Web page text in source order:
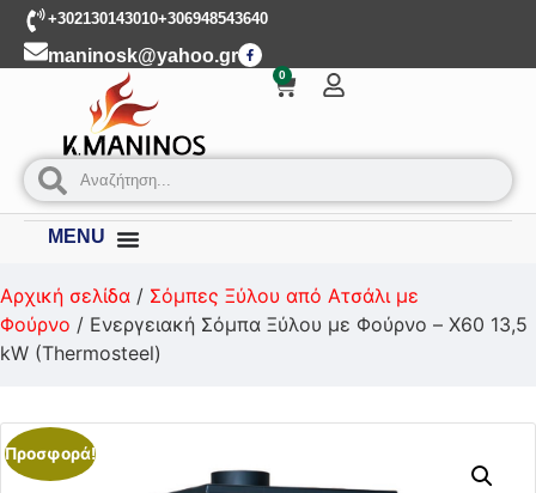
+302130143010+306948543640
maninosk@yahoo.gr
0
MENU
Αρχική σελίδα / Σόμπες Ξύλου από Ατσάλι με
Φούρνο / Ενεργειακή Σόμπα Ξύλου με Φούρνο – X60 13,5
kW (Thermosteel)
Προσφορά!